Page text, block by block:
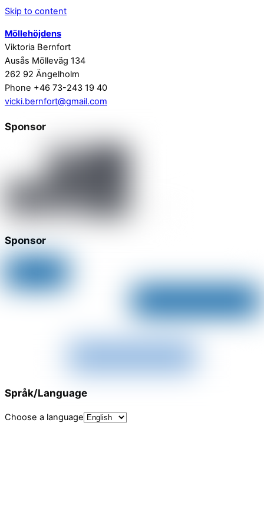
Skip to content
Möllehöjdens
Viktoria Bernfort
Ausås Mölleväg 134
262 92 Ängelholm
Phone +46 73-243 19 40
vicki.bernfort@gmail.com
Sponsor
Sponsor
Språk/Language
Choose a language